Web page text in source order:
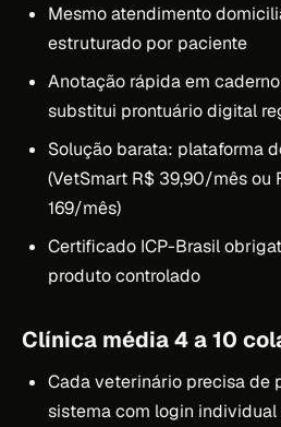
Mesmo atendimento
estruturado por paciente
Anotação rápida em
substitui prontuário digital
Solução barata: plataforma
(VetSmart R$ 39,90/mês ou
169/mês)
Certificado ICP-Brasil
produto controlado
Clínica média 4 a 10
Cada veterinário precisa de
sistema com login